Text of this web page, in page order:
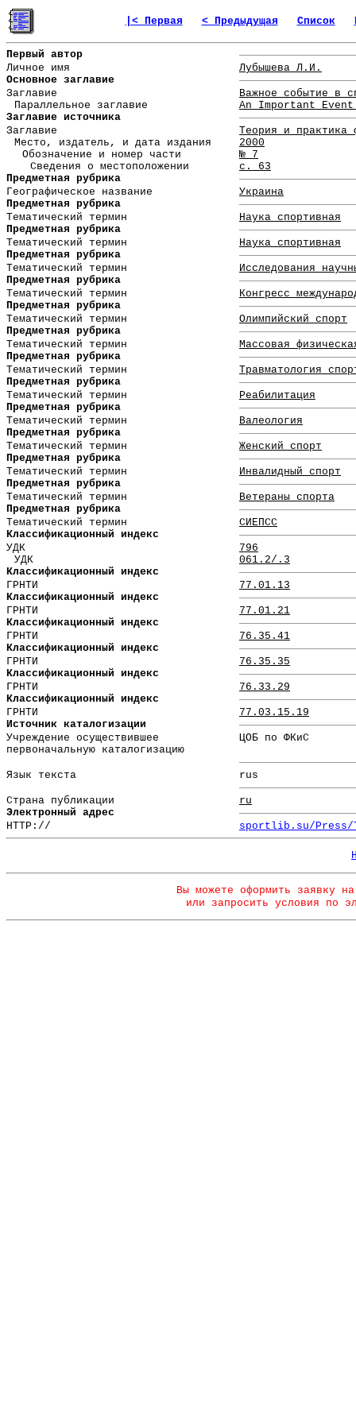
|< Первая < Предыдущая Список
Первый автор
Личное имя
Лубышева Л.И.
Основное заглавие
Заглавие
Важное событие в
Параллельное заглавие
An Important
Заглавие источника
Заглавие
Теория и практика
Место, издатель, и дата издания
2000
Обозначение и номер части
№ 7
Сведения о местоположении
с. 63
Предметная рубрика
Географическое название
Украина
Предметная рубрика
Тематический термин
Наука спортивная
Предметная рубрика
Тематический термин
Наука спортивная
Предметная рубрика
Тематический термин
Исследования
Предметная рубрика
Тематический термин
Конгресс
Предметная рубрика
Тематический термин
Олимпийский спорт
Предметная рубрика
Тематический термин
Массовая
Предметная рубрика
Тематический термин
Травматология
Предметная рубрика
Тематический термин
Реабилитация
Предметная рубрика
Тематический термин
Валеология
Предметная рубрика
Тематический термин
Женский спорт
Предметная рубрика
Тематический термин
Инвалидный спорт
Предметная рубрика
Тематический термин
Ветераны спорта
Предметная рубрика
Тематический термин
СИЕПСС
Классификационный индекс
УДК
796
УДК
061.2/.3
Классификационный индекс
ГРНТИ
77.01.13
Классификационный индекс
ГРНТИ
77.01.21
Классификационный индекс
ГРНТИ
76.35.41
Классификационный индекс
ГРНТИ
76.35.35
Классификационный индекс
ГРНТИ
76.33.29
Классификационный индекс
ГРНТИ
77.03.15.19
Источник каталогизации
Учреждение осуществившее
первоначальную каталогизацию
ЦОБ по ФКиС
Язык текста rus
Страна публикации
ru
Электронный адрес
HTTP://
sportlib.su/Press/
Вы можете оформить заявку
или запросить условия по